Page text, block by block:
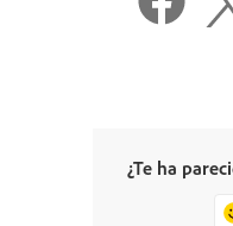
¿Te ha